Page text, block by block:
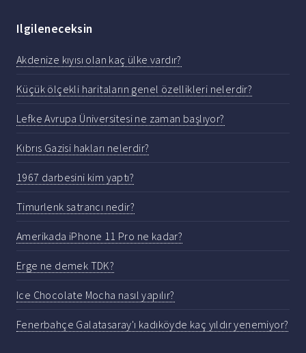
Ilgileneceksin
Akdenize kıyısı olan kaç ülke vardır?
Küçük ölçekli haritaların genel özellikleri nelerdir?
Lefke Avrupa Üniversitesi ne zaman başlıyor?
Kıbrıs Gazisi hakları nelerdir?
1967 darbesini kim yaptı?
Timurlenk satrancı nedir?
Amerikada iPhone 11 Pro ne kadar?
Erge ne demek TDK?
Ice Chocolate Mocha nasıl yapılır?
Fenerbahçe Galatasaray'ı kadıköyde kaç yıldır yenemiyor?